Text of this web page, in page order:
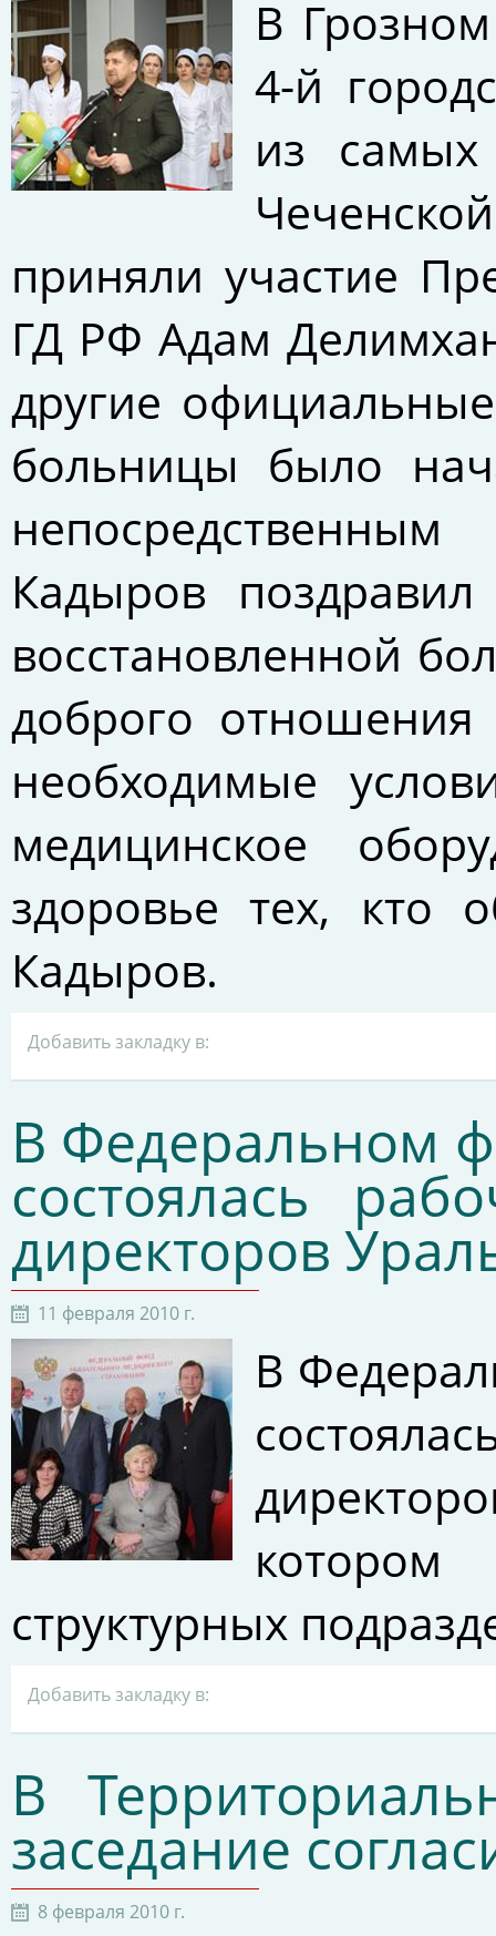
В
4-й
из самых
приняли участие
ГД РФ Адам
другие
больницы было
Кадыров
восстановленной
доброго
необходимые
медицинское
здоровье тех, кто
Кадыров.
Добавить закладку в:
В Федеральном
состоялась
директоров
11 февраля 2010 г.
В
котором
структурных
Добавить закладку в:
В
заседание
8 февраля 2010 г.